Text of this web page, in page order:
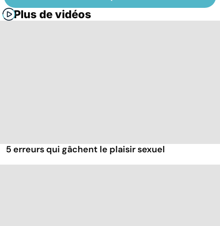
Plus de vidéos
5 erreurs qui gâchent le plaisir sexuel